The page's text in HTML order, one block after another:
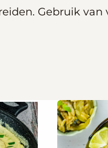
Gebruik
Lees
meer
over